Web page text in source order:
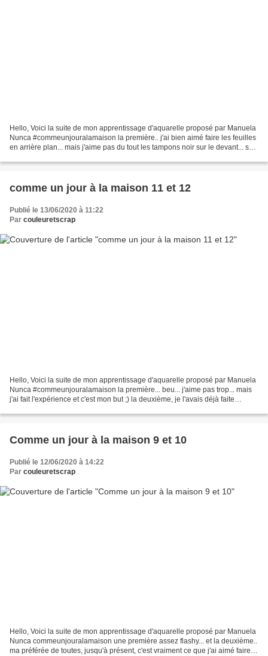
Hello, Voici la suite de mon apprentissage d'aquarelle proposé par Manuela
Nunca #commeunjouralamaison la première.. j'ai bien aimé faire les feuilles
en arrière plan... mais j'aime pas du tout les tampons noir sur le devant... soit
comme un jour à la maison 11 et 12
Publié le 13/06/2020 à 11:22
Par couleuretscrap
Hello, Voici la suite de mon apprentissage d'aquarelle proposé par Manuela
Nunca #commeunjouralamaison la première... beu... j'aime pas trop... mais
j'ai fait l'expérience et c'est mon but ;) la deuxième, je l'avais déjà faite
Comme un jour à la maison 9 et 10
Publié le 12/06/2020 à 14:22
Par couleuretscrap
Hello, Voici la suite de mon apprentissage d'aquarelle proposé par Manuela
Nunca commeunjouralamaison une première assez flashy... et la deuxième..
ma préférée de toutes, jusqu'à présent, c'est vraiment ce que j'ai aimé faire le